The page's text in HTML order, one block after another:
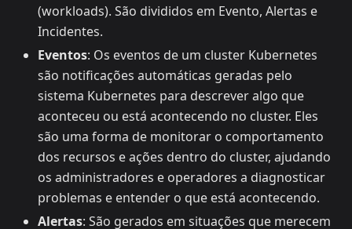
(workloads). São divididos em Evento, Alertas e
Incidentes.
Eventos: Os eventos de um cluster Kubernetes
são notificações automáticas geradas pelo
sistema Kubernetes para descrever algo que
aconteceu ou está acontecendo no cluster. Eles
são uma forma de monitorar o comportamento
dos recursos e ações dentro do cluster, ajudando
os administradores e operadores a diagnosticar
problemas e entender o que está acontecendo.
Alertas: São gerados em situações que merecem